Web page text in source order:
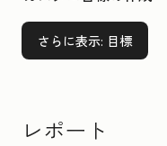
さらに表示: 目標
レポート